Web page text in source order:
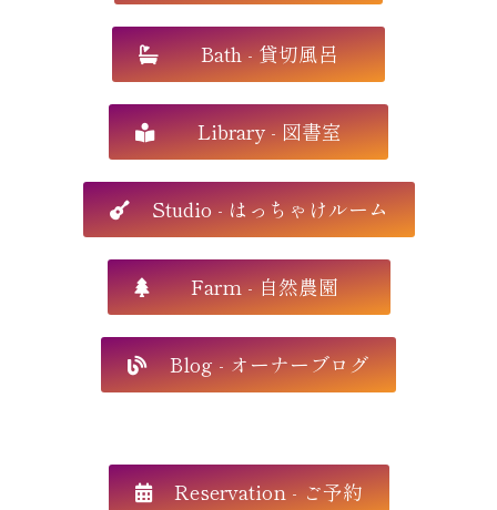
Bath - 貸切風呂
Library - 図書室
Studio - はっちゃけルーム
Farm - 自然農園
Blog - オーナーブログ
Reservation - ご予約